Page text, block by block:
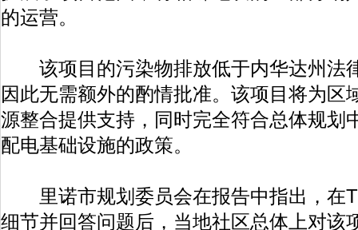
的运营。
该项目的污染物排放低于内华达州法
因此无需额外的酌情批准。该项目将为区
源整合提供支持，同时完全符合总体规划
配电基础设施的政策。
里诺市规划委员会在报告中指出，在
细节并回答问题后，当地社区总体上对该